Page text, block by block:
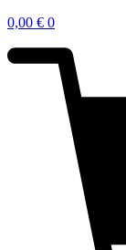
0,00 € 0